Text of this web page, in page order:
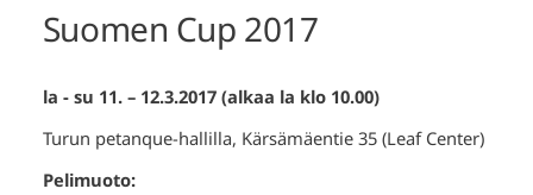
Suomen Cup 2017
la - su 11. – 12.3.2017 (alkaa la klo 10.00)
Turun petanque-hallilla, Kärsämäentie 35 (Leaf Center)
Pelimuoto: